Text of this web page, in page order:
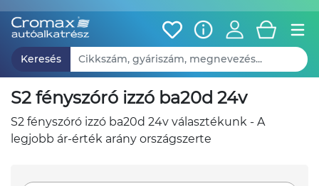
Keresés
s2 fényszóró izzó ba20d 24v
s2 fényszóró izzó ba20d 24v választékunk - A
legjobb ár-érték arány országszerte